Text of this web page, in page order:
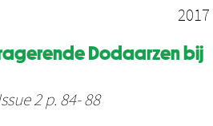
2017
Dodaarzen bij
2 p. 84- 88